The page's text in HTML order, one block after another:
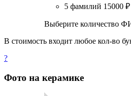
5 фамилий 15000 ₽
Выберите количество
В стоимость входит любое кол-во
?
Фото на керамике